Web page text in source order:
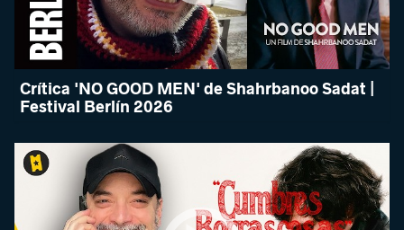
Crítica 'NO GOOD MEN' de Shahrbanoo Sadat |
Festival Berlín 2026